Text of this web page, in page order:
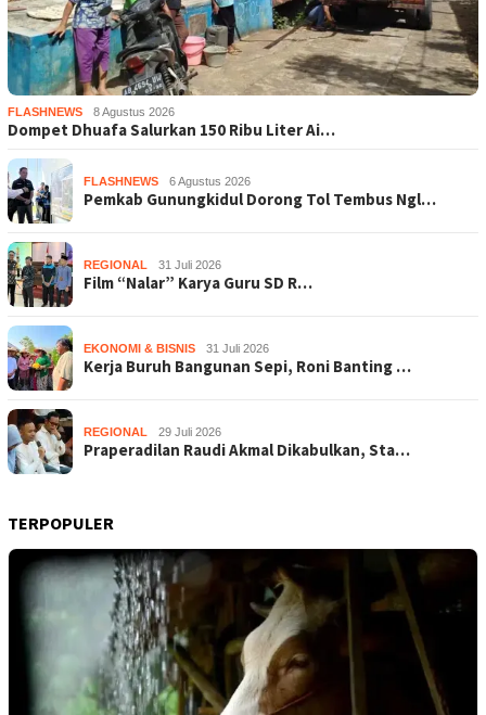
FLASHNEWS 8 Agustus 2026
Dompet Dhuafa Salurkan 150 Ribu Liter Ai…
FLASHNEWS 6 Agustus 2026
Pemkab Gunungkidul Dorong Tol Tembus Ngl…
REGIONAL 31 Juli 2026
Film “Nalar” Karya Guru SD R…
EKONOMI & BISNIS 31 Juli 2026
Kerja Buruh Bangunan Sepi, Roni Banting …
REGIONAL 29 Juli 2026
Praperadilan Raudi Akmal Dikabulkan, Sta…
TERPOPULER